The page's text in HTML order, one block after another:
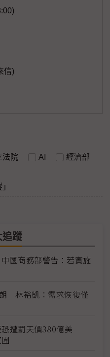
信)
法院 AI
經濟部
追蹤
國商務部警告：若實施
林裕凱：需求恢復僅
遭罰天價380億美